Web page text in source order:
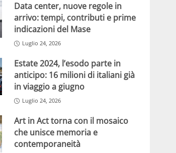
Data center, nuove regole in
arrivo: tempi, contributi e prime
indicazioni del Mase
Luglio 24, 2026
Estate 2024, l’esodo parte in
anticipo: 16 milioni di italiani già
in viaggio a giugno
Luglio 24, 2026
Art in Act torna con il mosaico
che unisce memoria e
contemporaneità